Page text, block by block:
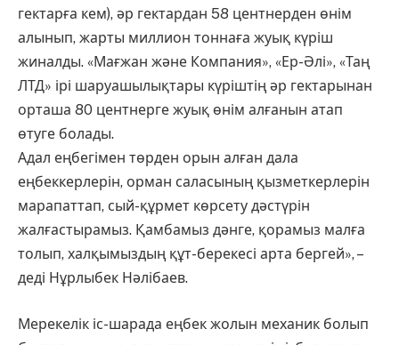
гектарға кем), әр гектардан 58 центнерден өнім
алынып, жарты миллион тоннаға жуық күріш
жиналды. «Мағжан және Компания», «Ер-Әлі», «Таң
ЛТД» ірі шаруашылықтары күріштің әр гектарынан
орташа 80 центнерге жуық өнім алғанын атап
өтуге болады.
Адал еңбегімен төрден орын алған дала
еңбеккерлерін, орман саласының қызметкерлерін
марапаттап, сый-құрмет көрсету дәстүрін
жалғастырамыз. Қамбамыз дәнге, қорамыз малға
толып, халқымыздың құт-берекесі арта бергей», –
деді Нұрлыбек Нәлібаев.
Мерекелік іс-шарада еңбек жолын механик болып